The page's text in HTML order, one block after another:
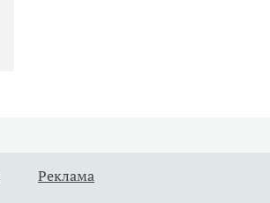
Реклама